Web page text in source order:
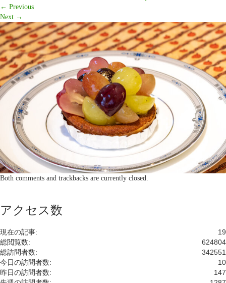
← Previous
Next →
Both comments and trackbacks are currently closed.
アクセス数
19
現在の記事:
624804
総閲覧数:
342551
総訪問者数:
10
今日の訪問者数:
147
昨日の訪問者数: